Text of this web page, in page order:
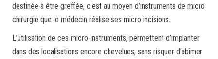
destinée à être greffée, c’est au moyen d’instruments de micro
chirurgie que le médecin réalise ses micro incisions.
L’utilisation de ces micro-instruments, permettent d’implanter
dans des localisations encore chevelues, sans risquer d’abîmer